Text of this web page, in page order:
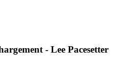
- Lee Pacesetter